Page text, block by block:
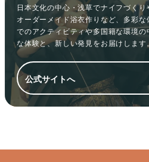
日本文化の中心・浅草でナイフづくり
オーダーメイド浴衣作りなど、多彩
でのアクティビティや多国籍な環境の
な体験と、新しい発見をお届けします
公式サイトへ